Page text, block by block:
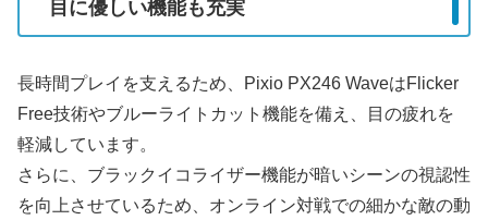
目に優しい機能も充実
長時間プレイを支えるため、Pixio PX246 WaveはFlicker
Free技術やブルーライトカット機能を備え、目の疲れを
軽減しています。
さらに、ブラックイコライザー機能が暗いシーンの視認性
を向上させているため、オンライン対戦での細かな敵の動